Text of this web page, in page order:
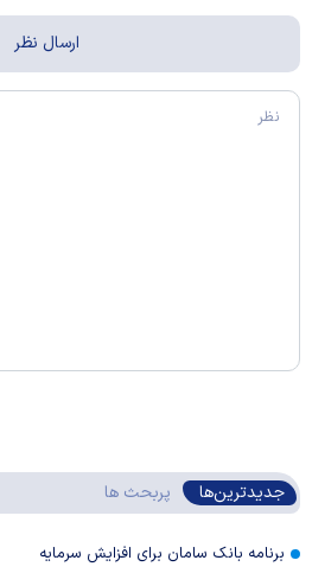
جدیدترین‌ها پربحث ها
برنامه بانک سامان برای افزایش سرمایه